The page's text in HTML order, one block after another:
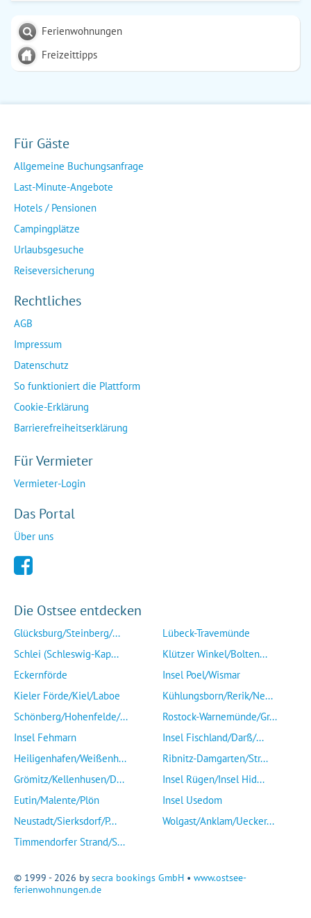
Ferienwohnungen
Freizeittipps
Für Gäste
Allgemeine Buchungsanfrage
Last-Minute-Angebote
Hotels / Pensionen
Campingplätze
Urlaubsgesuche
Reiseversicherung
Rechtliches
AGB
Impressum
Datenschutz
So funktioniert die Plattform
Cookie-Erklärung
Barrierefreiheitserklärung
Für Vermieter
Vermieter-Login
Das Portal
Über uns
Die Ostsee entdecken
Glücksburg/Steinberg/...
Schlei (Schleswig-Kap...
Eckernförde
Kieler Förde/Kiel/Laboe
Schönberg/Hohenfelde/...
Insel Fehmarn
Heiligenhafen/Weißenh...
Grömitz/Kellenhusen/D...
Eutin/Malente/Plön
Neustadt/Sierksdorf/P...
Timmendorfer Strand/S...
Lübeck-Travemünde
Klützer Winkel/Bolten...
Insel Poel/Wismar
Kühlungsborn/Rerik/Ne...
Rostock-Warnemünde/Gr...
Insel Fischland/Darß/...
Ribnitz-Damgarten/Str...
Insel Rügen/Insel Hid...
Insel Usedom
Wolgast/Anklam/Uecker...
© 1999 - 2026 bysecra bookings GmbH • www.ostsee-
ferienwohnungen.de